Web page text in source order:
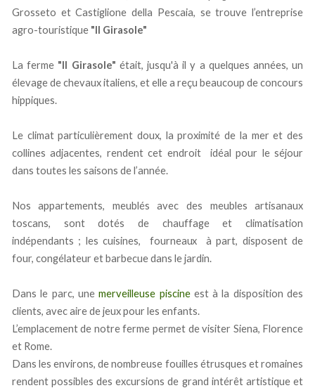
Grosseto et Castiglione della Pescaia, se trouve l’entreprise
agro-touristique"Il Girasole"
La ferme "Il Girasole" était, jusqu'à il y a quelques années, un
élevage de chevaux italiens, et elle a reçu beaucoup de concours
hippiques.
Le climat particulièrement doux, la proximité de la mer et des
collines adjacentes, rendent cet endroit idéal pour le séjour
dans toutes les saisons de l’année.
Nos appartements, meublés avec des meubles artisanaux
toscans, sont dotés de chauffage et climatisation
indépendants ; les cuisines, fourneaux à part, disposent de
four, congélateur et barbecue dans le jardin.
Dans le parc, unemerveilleuse piscineest à la disposition des
clients, avec aire de jeux pour les enfants.
L’emplacement de notre ferme permet de visiter Siena, Florence
et Rome.
Dans les environs, de nombreuse fouilles étrusques et romaines
rendent possibles des excursions de grand intérêt artistique et